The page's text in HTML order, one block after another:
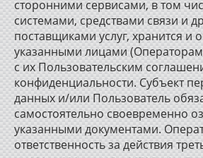
сторонними сервисами, в том
системами, средствами связи и
поставщиками услуг, хранится и
указанными лицами
с их Пользовательским
конфиденциальности. Субъект
данных и/или Пользователь
самостоятельно своевременно
указанными документами.
ответственность за действия